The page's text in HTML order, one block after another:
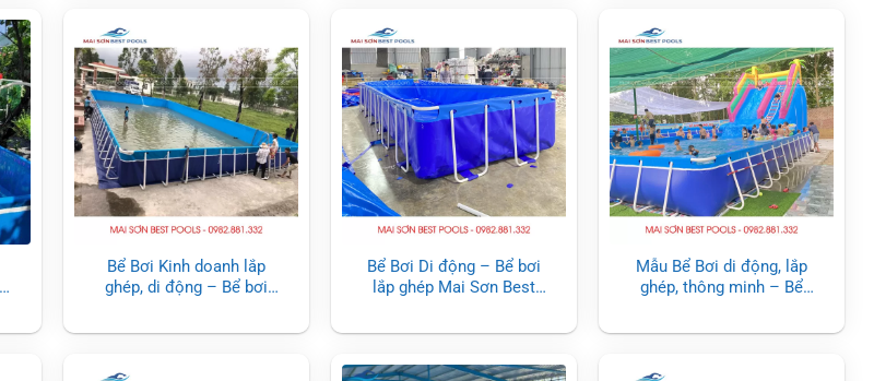
Bể Bơi Kinh doanh lắp
ghép, di động – Bể bơi
Bể Bơi Di động – Bể bơi
lắp ghép Mai Sơn Best
Mẫu Bể Bơi di động, lắp
ghép, thông minh – Bể